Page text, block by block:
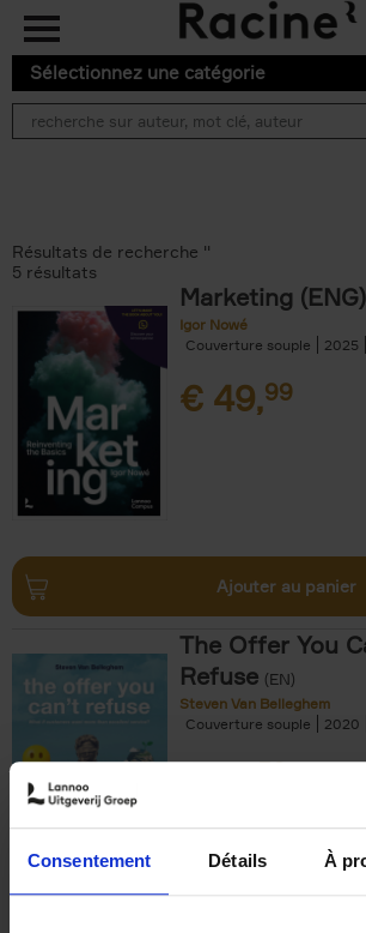
Consentement Détails À
Aller au contenu principal
Sélectionnez une catégorie
Résultats de recherche ''
5 résultats
Marketing (ENG)
Igor Nowé
Couverture souple
2025
€ 49,99
Ajouter au panier
The Offer You
Refuse (EN)
Steven Van Belleghem
Couverture souple
2020
€37,50